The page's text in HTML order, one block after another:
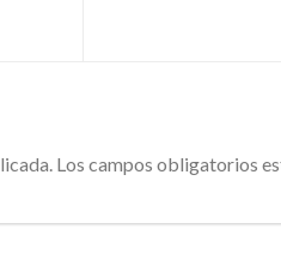
Los campos obligatorios